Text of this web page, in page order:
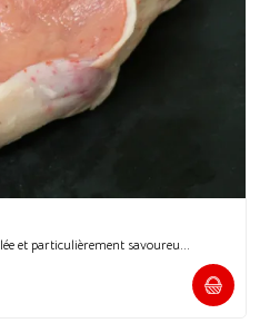
et particulièrement savoureu...